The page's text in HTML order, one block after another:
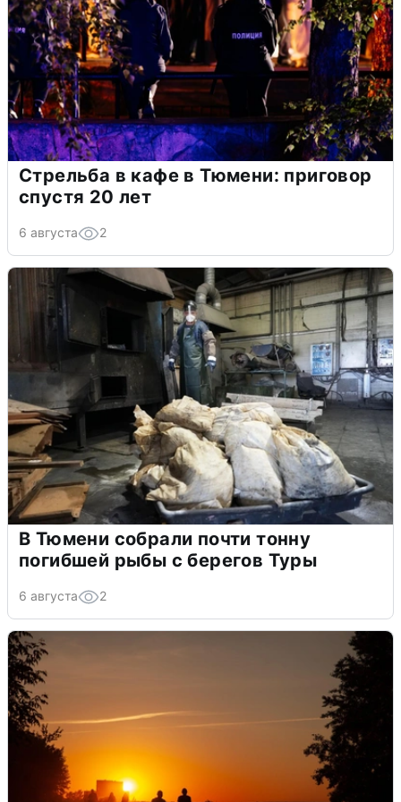
Стрельба в кафе в Тюмени: приговор
спустя 20 лет
6 августа 2
В Тюмени собрали почти тонну
погибшей рыбы с берегов Туры
6 августа 2